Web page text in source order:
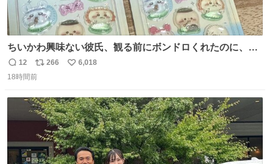
ちいかわ興味ない彼氏、観る前にボンドロくれたのに、見
た後に返却求められた。くそう。
返
信
12
リ
ポ
ト
数
266
い
数
6,018
18時間前